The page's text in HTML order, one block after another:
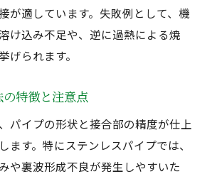
が適しています。失敗例として、機
け込み不足や、逆に過熱による焼
げられます。
特徴と注意点
パイプの形状と接合部の精度が仕上
ます。特にステンレスパイプでは、
や裏波形成不良が発生しやすいた